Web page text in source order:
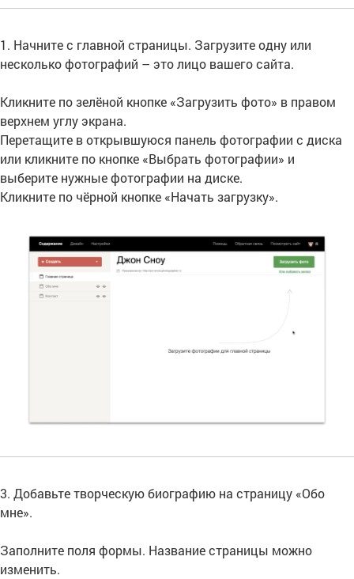
1. Начните с главной страницы. Загрузите одну или
несколько фотографий – это лицо вашего сайта.
Кликните по зелёной кнопке «Загрузить фото» в правом
верхнем углу экрана.
Перетащите в открывшуюся панель фотографии с диска
или кликните по кнопке «Выбрать фотографии» и
выберите нужные фотографии на диске.
Кликните по чёрной кнопке «Начать загрузку».
3. Добавьте творческую биографию на страницу «Обо
мне».
Заполните поля формы. Название страницы можно
изменить.